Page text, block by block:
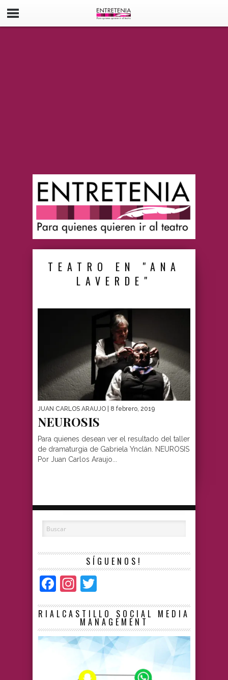
TEATRO EN "ANA
LAVERDE"
JUAN CARLOS ARAUJO | 8 febrero, 2019
NEUROSIS
Para quienes desean ver el resultado del taller
de dramaturgia de Gabriela Ynclán. NEUROSIS
Por Juan Carlos Araujo...
SÍGUENOS!
Facebook
Instagram
RIALCASTILLO SOCIAL MEDIA
MANAGEMENT